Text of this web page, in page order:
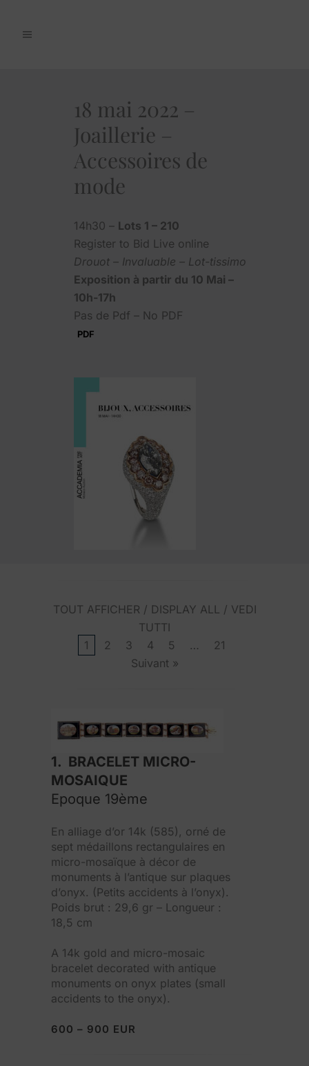
18 mai 2022 –
Joaillerie –
Accessoires de
mode
14h30 – Lots 1 – 210
Register to Bid Live online
Drouot – Invaluable – Lot-tissimo
Exposition à partir du 10 Mai –
10h-17h
Pas de Pdf – No PDF
PDF
TOUT AFFICHER / DISPLAY ALL / VEDI
TUTTI
1
2 3 4 5 …
21
Suivant »
1. BRACELET MICRO-
MOSAIQUE
Epoque 19ème
En alliage d’or 14k (585), orné de
sept médaillons rectangulaires en
micro-mosaïque à décor de
monuments à l’antique sur plaques
d’onyx. (Petits accidents à l’onyx).
Poids brut : 29,6 gr – Longueur :
18,5 cm
A 14k gold and micro-mosaic
bracelet decorated with antique
monuments on onyx plates (small
accidents to the onyx).
600 – 900 EUR